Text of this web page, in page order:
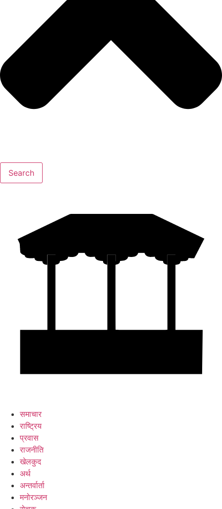
Search
समाचार
राष्ट्रिय
प्रवास
राजनीति
खेलकुद
अर्थ
अन्तर्वार्ता
मनोरञ्जन